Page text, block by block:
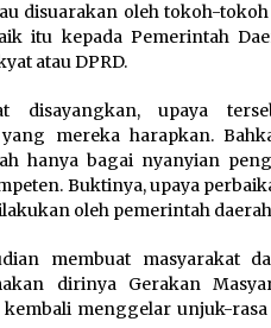
disuarakan oleh tokoh-
itu kepada Pemerintah
atau DPRD.
disayangkan, upaya
yang mereka harapkan.
hanya bagai nyanyian
Buktinya, upaya
oleh pemerintah
membuat masyarakat
dirinya Gerakan
kembali menggelar unjuk-